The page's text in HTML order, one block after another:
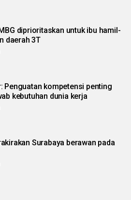
diprioritaskan untuk ibu hamil-
daerah 3T
Penguatan kompetensi penting
kebutuhan dunia kerja
Surabaya berawan pada